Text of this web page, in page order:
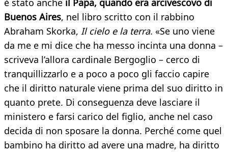
è stato anche il Papa, quando era arcivescovo di
Buenos Aires, nel libro scritto con il rabbino
Abraham Skorka, Il cielo e la terra. «Se uno viene
da me e mi dice che ha messo incinta una donna –
scriveva l’allora cardinale Bergoglio – cerco di
tranquillizzarlo e a poco a poco gli faccio capire
che il diritto naturale viene prima del suo diritto in
quanto prete. Di conseguenza deve lasciare il
ministero e farsi carico del figlio, anche nel caso
decida di non sposare la donna. Perché come quel
bambino ha diritto ad avere una madre, ha diritto